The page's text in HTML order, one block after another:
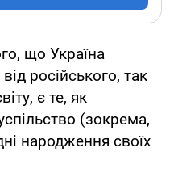
що Україна
російського, так
є те, як
(зокрема,
народження своїх